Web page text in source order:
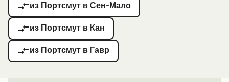
из Портсмут в Сен-Мало
из Портсмут в Кан
из Портсмут в Гавр